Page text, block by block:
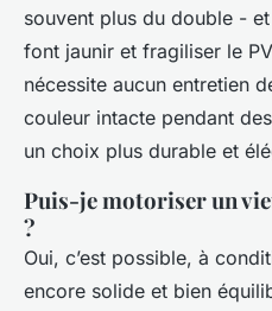
souvent plus du double -
font jaunir et fragiliser le
nécessite aucun entretien
couleur intacte pendant
un choix plus durable et
Puis-je motoriser un
?
Oui, c’est possible, à
encore solide et bien